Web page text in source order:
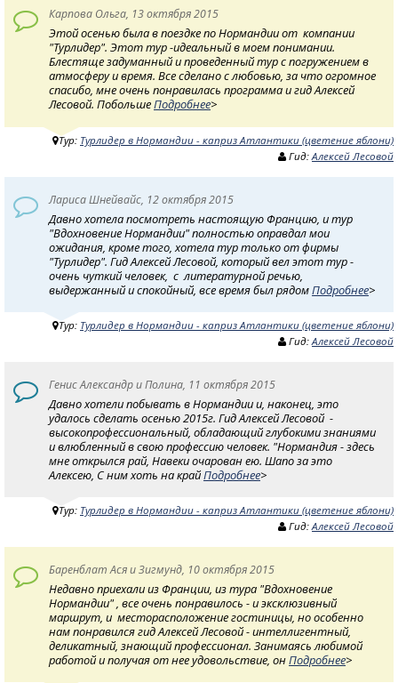
Карпова Ольга, 13 октября 2015
Этой осенью была в поездке по Нормандии от компании
"Турлидер". Этот тур -идеальный в моем понимании.
Блестяще задуманный и проведенный тур с погружением в
атмосферу и время. Все сделано с любовью, за что огромное
спасибо, мне очень понравилась программа и гид Алексей
Лесовой. ПобольшеПодробнее>
Тур: Турлидер в Нормандии - каприз Атлантики (цветение яблони)
Гид: Алексей Лесовой
Лариса Шнейвайс, 12 октября 2015
Давно хотела посмотреть настоящую Францию, и тур
"Вдохновение Нормандии" полностью оправдал мои
ожидания, кроме того, хотела тур только от фирмы
"Турлидер". Гид Алексей Лесовой, который вел этот тур -
очень чуткий человек, с литературной речью,
выдержанный и спокойный, все время был рядомПодробнее>
Тур: Турлидер в Нормандии - каприз Атлантики (цветение яблони)
Гид:Алексей Лесовой
Генис Александр и Полина, 11 октября 2015
Давно хотели побывать в Нормандии и, наконец, это
удалось сделать осенью 2015г. Гид Алексей Лесовой -
высокопрофессиональный, обладающий глубокими знаниями
и влюбленный в свою профессию человек. "Нормандия - здесь
мне открылся рай, Навеки очарован ею. Шапо за это
Алексею, С ним хоть на крайПодробнее>
Тур: Турлидер в Нормандии - каприз Атлантики (цветение яблони)
Гид:Алексей Лесовой
Баренблат Ася и Зигмунд, 10 октября 2015
Недавно приехали из Франции, из тура "Вдохновение
Нормандии" , все очень понравилось - и эксклюзивный
маршрут, и месторасположение гостиницы, но особенно
нам понравился гид Алексей Лесовой - интеллигентный,
деликатный, знающий профессионал. Занимаясь любимой
работой и получая от нее удовольствие, онПодробнее>